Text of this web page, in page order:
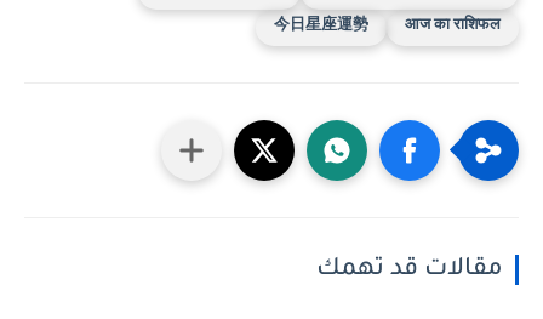
आज का राशिफल
今日星座運勢
مقالات قد تهمك